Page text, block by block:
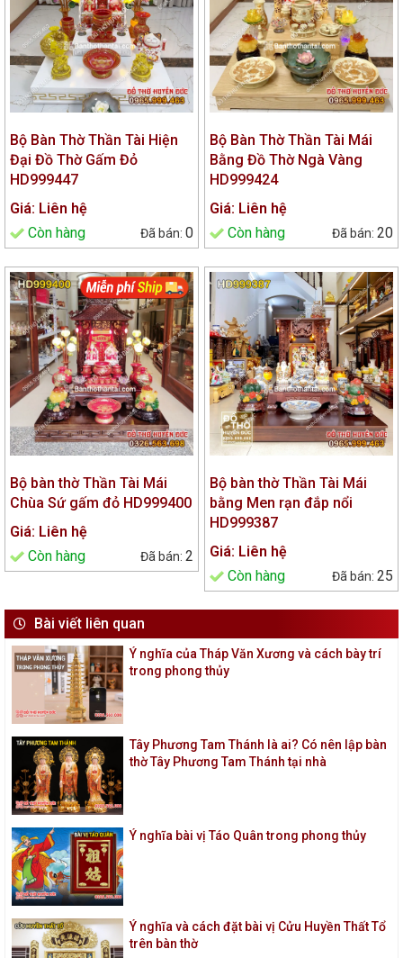
Bộ Bàn Thờ Thần Tài Hiện
Đại Đồ Thờ Gấm Đỏ
HD999447
Giá: Liên hệ
Còn hàng
0
Bộ Bàn Thờ Thần Tài Mái
Bằng Đồ Thờ Ngà Vàng
HD999424
Giá: Liên hệ
Còn hàng
20
Bộ bàn thờ Thần Tài Mái
Chùa Sứ gấm đỏ HD999400
Giá: Liên hệ
Còn hàng
2
Bộ bàn thờ Thần Tài Mái
bằng Men rạn đắp nổi
HD999387
Giá: Liên hệ
Còn hàng
25
Bài viết liên quan
Ý nghĩa của Tháp Văn Xương và cách bày trí
trong phong thủy
Tây Phương Tam Thánh là ai? Có nên lập bàn
thờ Tây Phương Tam Thánh tại nhà
Ý nghĩa bài vị Táo Quân trong phong thủy
Ý nghĩa và cách đặt bài vị Cửu Huyền Thất Tổ
trên bàn thờ